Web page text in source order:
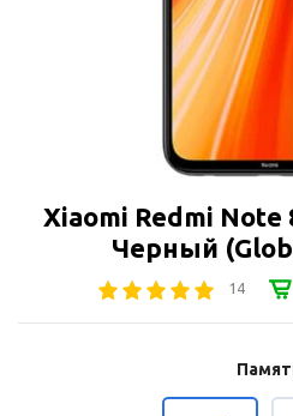
Xiaomi Redmi Note
Черный
14